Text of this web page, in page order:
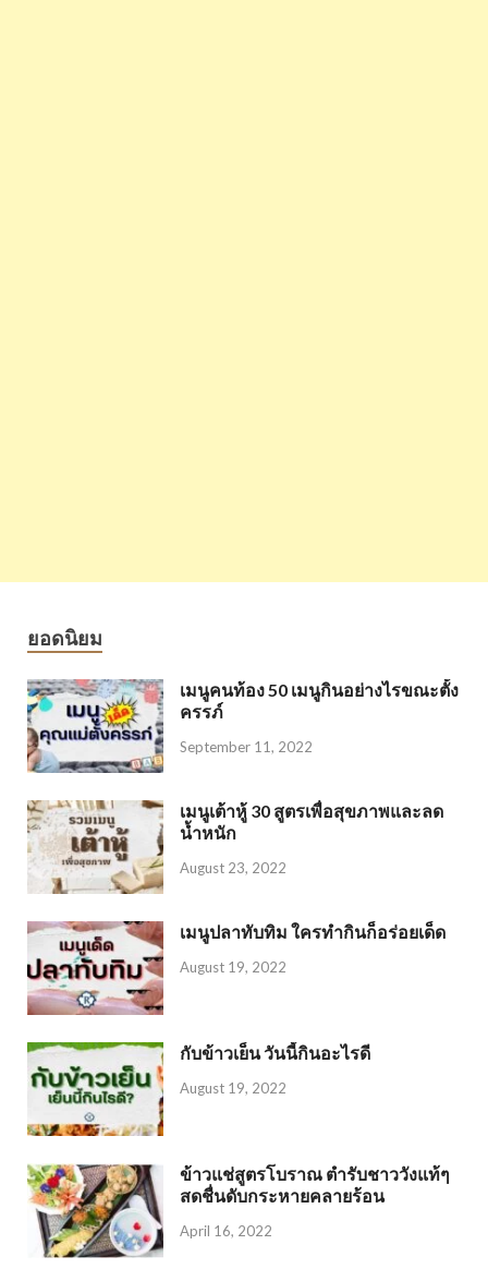
ยอดนิยม
เมนูคนท้อง 50 เมนูกินอย่างไรขณะตั้ง
ครรภ์
September 11, 2022
เมนูเต้าหู้ 30 สูตรเพื่อสุขภาพและลด
น้ำหนัก
August 23, 2022
เมนูปลาทับทิม ใครทำกินก็อร่อยเด็ด
August 19, 2022
กับข้าวเย็น วันนี้กินอะไรดี
August 19, 2022
ข้าวแช่สูตรโบราณ ตำรับชาววังแท้ๆ
สดชื่นดับกระหายคลายร้อน
April 16, 2022